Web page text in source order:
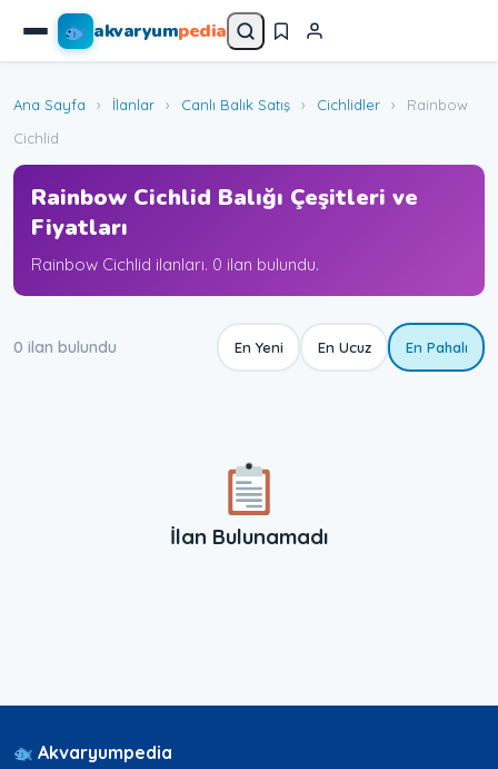
akvaryumpedia
Ana Sayfa › İlanlar › Canlı Balık Satış › Cichlidler ›
Rainbow
Cichlid
Rainbow Cichlid Balığı Çeşitleri ve
Fiyatları
Rainbow Cichlid ilanları. 0 ilan bulundu.
0 ilan bulundu En Yeni En Ucuz En Pahalı
İlan Bulunamadı
Akvaryumpedia